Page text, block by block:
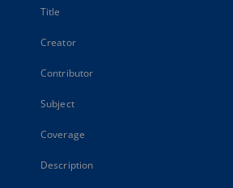
Title
Creator
Contributor
Subject
Coverage
Description